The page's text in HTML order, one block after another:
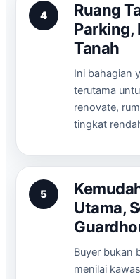
4
Ruang
Parking,
Tanah
Ini bahagian
terutama
renovate,
tingkat
5
Utama,
Buyer bukan
menilai